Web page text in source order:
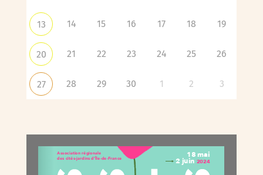
13 14 15 16 17 18 19
20 21 22 23 24 25 26
27 28 29 30 1 2 3